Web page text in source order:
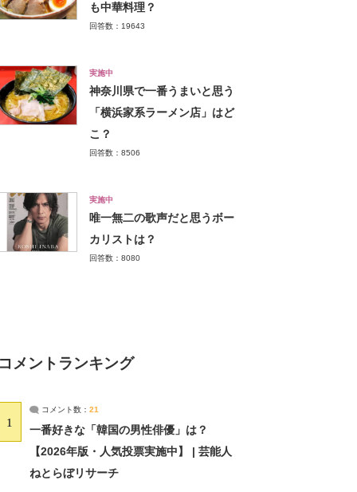
も中華料理？
回答数：19643
実施中
神奈川県で一番うまいと思う
「横浜家系ラーメン店」はど
こ？
回答数：8506
実施中
唯一無二の歌声だと思うボー
カリストは？
回答数：8080
コメントランキング
1
コメント数： 21
一番好きな「韓国の男性俳優」は？
【2026年版・人気投票実施中】 | 芸能人
ねとらぼリサーチ